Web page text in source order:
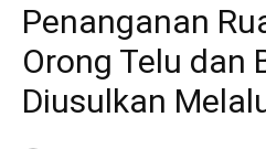
Penanganan
Orong Telu dan
Diusulkan